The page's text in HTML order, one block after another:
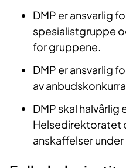
DMP er ansvarlig
spesialistgruppe
for gruppene.
DMP er ansvarlig
av
DMP skal
Helsedirektoratet
anskaffelser